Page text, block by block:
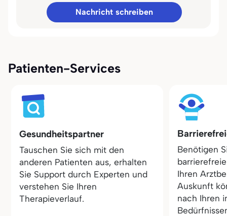
Nachricht schreiben
Patienten-Services
Gesundheitspartner
Tauschen Sie sich mit den
anderen Patienten aus, erhalten
Sie Support durch Experten und
verstehen Sie Ihren
Therapieverlauf.
Benötigen
Ihren
Auskunft
nach Ihren